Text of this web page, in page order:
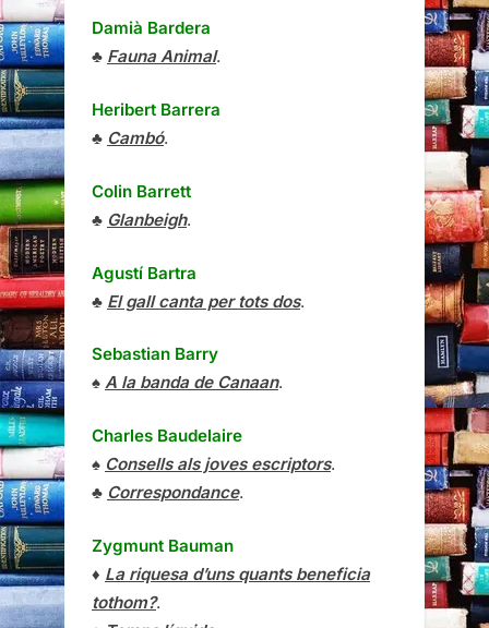
Damià Bardera
♣ Fauna Animal.
Heribert Barrera
♣ Cambó.
Colin Barrett
♣ Glanbeigh.
Agustí Bartra
♣ El gall canta per tots dos.
Sebastian Barry
♠ A la banda de Canaan.
Charles Baudelaire
♠ Consells als joves escriptors.
♣ Correspondance.
Zygmunt Bauman
♦ La riquesa d’uns quants beneficia
tothom?.